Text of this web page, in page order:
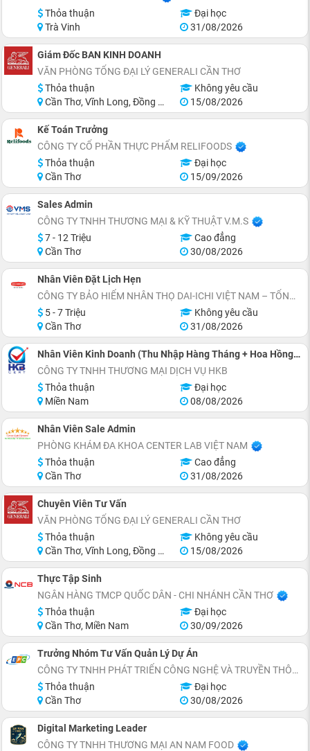
Thỏa thuận
Đại học
Trà Vinh
31/08/2026
Giám Đốc BAN KINH DOANH
VĂN PHÒNG TỔNG ĐẠI LÝ GENERALI CẦN THƠ
Thỏa thuận
Không yêu cầu
Cần Thơ, Vĩnh Long, Đồng Tháp, Hậu Giang, Sóc Trăng, Trà Vinh
15/08/2026
Kế Toán Trưởng
CÔNG TY CỔ PHẦN THỰC PHẨM RELIFOODS
Thỏa thuận
Đại học
Cần Thơ
15/09/2026
Sales Admin
CÔNG TY TNHH THƯƠNG MẠI & KỸ THUẬT V.M.S
7 - 12 Triệu
Cao đẳng
Cần Thơ
30/08/2026
Nhân Viên Đặt Lịch Hẹn
CÔNG TY BẢO HIỂM NHÂN THỌ DAI-ICHI VIỆT NAM – TỔNG ĐẠI LÝ NINH KIỀU.
5 - 7 Triệu
Không yêu cầu
Cần Thơ
31/08/2026
Nhân Viên Kinh Doanh (Thu Nhập Hàng Tháng + Hoa Hồng > 15 Triệu/ Tháng)
CÔNG TY TNHH THƯƠNG MẠI DỊCH VỤ HKB
Thỏa thuận
Đại học
Miền Nam
08/08/2026
Nhân Viên Sale Admin
PHÒNG KHÁM ĐA KHOA CENTER LAB VIỆT NAM
Thỏa thuận
Cao đẳng
Cần Thơ
31/08/2026
Chuyên Viên Tư Vấn
VĂN PHÒNG TỔNG ĐẠI LÝ GENERALI CẦN THƠ
Thỏa thuận
Không yêu cầu
Cần Thơ, Vĩnh Long, Đồng Tháp, Hậu Giang, Sóc Trăng, Trà Vinh
15/08/2026
Thực Tập Sinh
NGÂN HÀNG TMCP QUỐC DÂN - CHI NHÁNH CẦN THƠ
Thỏa thuận
Đại học
Cần Thơ, Miền Nam
30/09/2026
Trưởng Nhóm Tư Vấn Quản Lý Dự Án
CÔNG TY TNHH PHÁT TRIỂN CÔNG NGHỆ VÀ TRUYỀN THÔNG EPC
Thỏa thuận
Đại học
Cần Thơ
30/08/2026
Digital Marketing Leader
CÔNG TY TNHH THƯƠNG MẠI AN NAM FOOD